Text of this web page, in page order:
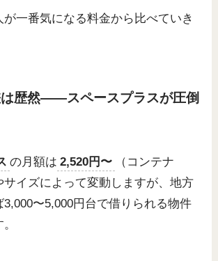
が一番気になる料金から比べていき
は歴然——スペースプラスが圧倒
の月額は 2,520円〜
（コンテナ
サイズによって変動しますが、地方
〜5,000円台で借りられる物件